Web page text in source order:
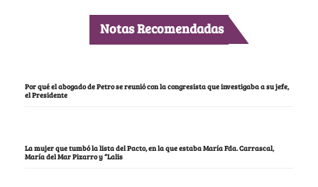
Notas Recomendadas
Por qué el abogado de Petro se reunió con la congresista que investigaba a su jefe,
el Presidente
La mujer que tumbó la lista del Pacto, en la que estaba María Fda. Carrascal,
María del Mar Pizarro y “Lalis